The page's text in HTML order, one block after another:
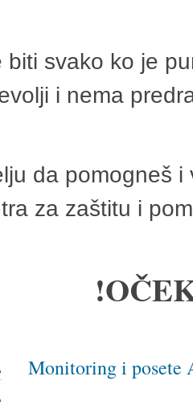
biti svako ko je
i nema
da pomogneš
za zaštitu i
Monitoring i posete